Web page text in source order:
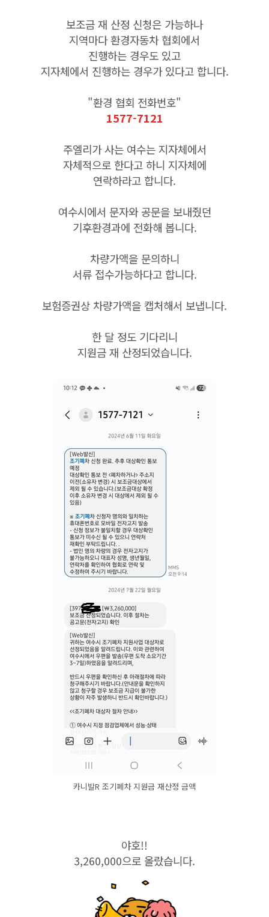
보조금 재 산정 신청은 가능하나
지역마다 환경자동차 협회에서
진행하는 경우도 있고
지자체에서 진행하는 경우가 있다고 합니다.
"환경 협회 전화번호"
1577-7121
주엘리가 사는 여수는 지자체에서
자체적으로 한다고 하니 지자체에
연락하라고 합니다.
여수시에서 문자와 공문을 보내줬던
기후환경과에 전화해 봅니다.
차량가액을 문의하니
서류 접수가능하다고 합니다.
보험증권상 차량가액을 캡처해서 보냅니다.
한 달 정도 기다리니
지원금 재 산정되었습니다.
카니발R 조기폐차 지원금 재산정 금액
야호!!
3,260,000으로 올랐습니다.